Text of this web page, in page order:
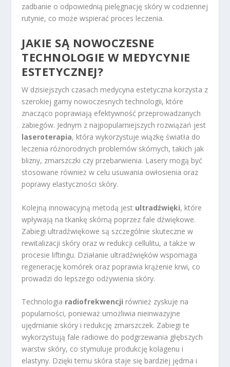
zadbanie o odpowiednią pielęgnację skóry w codziennej
rutynie, co może wspierać proces leczenia.
JAKIE SĄ NOWOCZESNE
TECHNOLOGIE W MEDYCYNIE
ESTETYCZNEJ?
W dzisiejszych czasach medycyna estetyczna korzysta z
szerokiej gamy nowoczesnych technologii, które
znacząco poprawiają efektywność przeprowadzanych
zabiegów. Jednym z najpopularniejszych rozwiązań jest
laseroterapia, która wykorzystuje wiązkę światła do
leczenia różnorodnych problemów skórnych, takich jak
blizny, zmarszczki czy przebarwienia. Lasery mogą być
stosowane również w celu usuwania owłosienia oraz
poprawy elastyczności skóry.
Kolejną innowacyjną metodą jest ultradźwięki, które
wpływają na tkankę skórną poprzez fale dźwiękowe.
Zabiegi ultradźwiękowe są szczególnie skuteczne w
rewitalizacji skóry oraz w redukcji cellulitu, a także w
procesie liftingu. Działanie ultradźwięków wspomaga
regenerację komórek oraz poprawia krążenie krwi, co
prowadzi do lepszego odżywienia skóry.
Technologia radiofrekwencji również zyskuje na
popularności, ponieważ umożliwia nieinwazyjne
ujędrnianie skóry i redukcję zmarszczek. Zabiegi te
wykorzystują fale radiowe do podgrzewania głębszych
warstw skóry, co stymuluje produkcję kolagenu i
elastyny. Dzięki temu skóra staje się bardziej jędrna i